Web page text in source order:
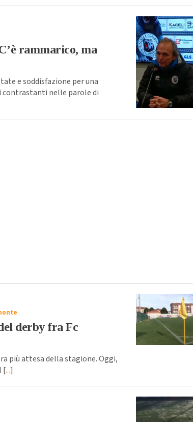
rammarico, ma
e soddisfazione per una
nelle parole di
derby fra Fc
più attesa della stagione. Oggi,
[...]